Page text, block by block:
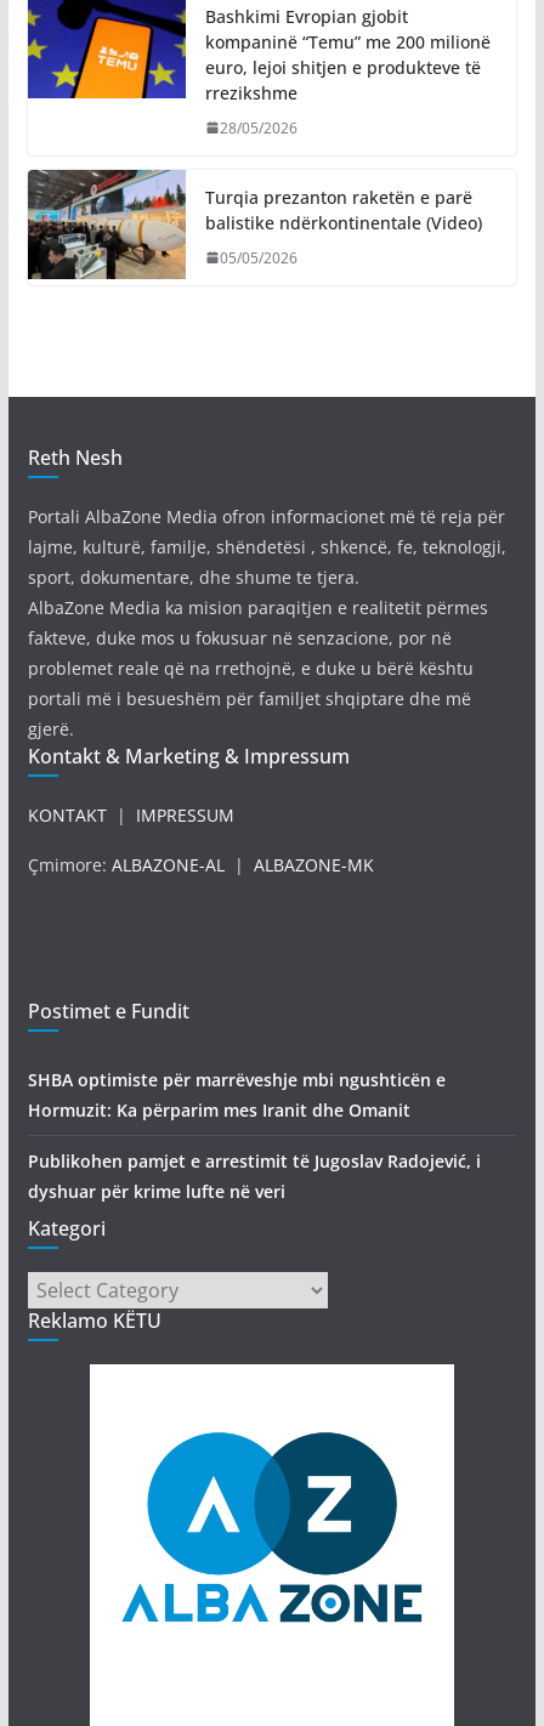
Bashkimi Evropian gjobit
kompaninë “Temu” me 200 milionë
euro, lejoi shitjen e produkteve të
rrezikshme
28/05/2026
Turqia prezanton raketën e parë
balistike ndërkontinentale (Video)
05/05/2026
Reth Nesh
Portali AlbaZone Media ofron informacionet më të reja për
lajme, kulturë, familje, shëndetësi , shkencë, fe, teknologji,
sport, dokumentare, dhe shume te tjera.
AlbaZone Media ka mision paraqitjen e realitetit përmes
fakteve, duke mos u fokusuar në senzacione, por në
problemet reale që na rrethojnë, e duke u bërë kështu
portali më i besueshëm për familjet shqiptare dhe më
gjerë.
Kontakt & Marketing & Impressum
KONTAKT| IMPRESSUM
Çmimore: ALBAZONE-AL | ALBAZONE-MK
Postimet e Fundit
SHBA optimiste për marrëveshje mbi ngushticën e
Hormuzit: Ka përparim mes Iranit dhe Omanit
Publikohen pamjet e arrestimit të Jugoslav Radojević, i
dyshuar për krime lufte në veri
Kategori
Kategori
Reklamo KËTU